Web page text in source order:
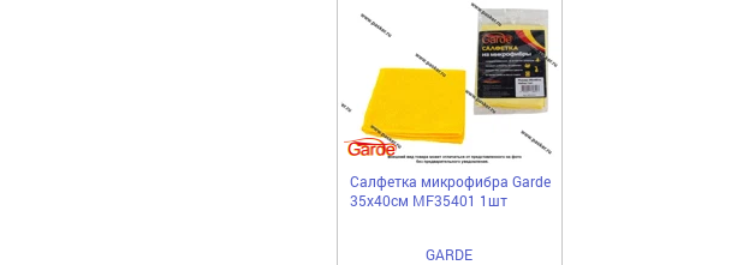
Салфетка микрофибра Garde
35х40см MF35401 1шт
GARDE